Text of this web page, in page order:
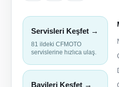
Servisleri Keşfet →
81 ildeki CFMOTO
servislerine hızlıca ulaş.
Bayileri Keşfet →